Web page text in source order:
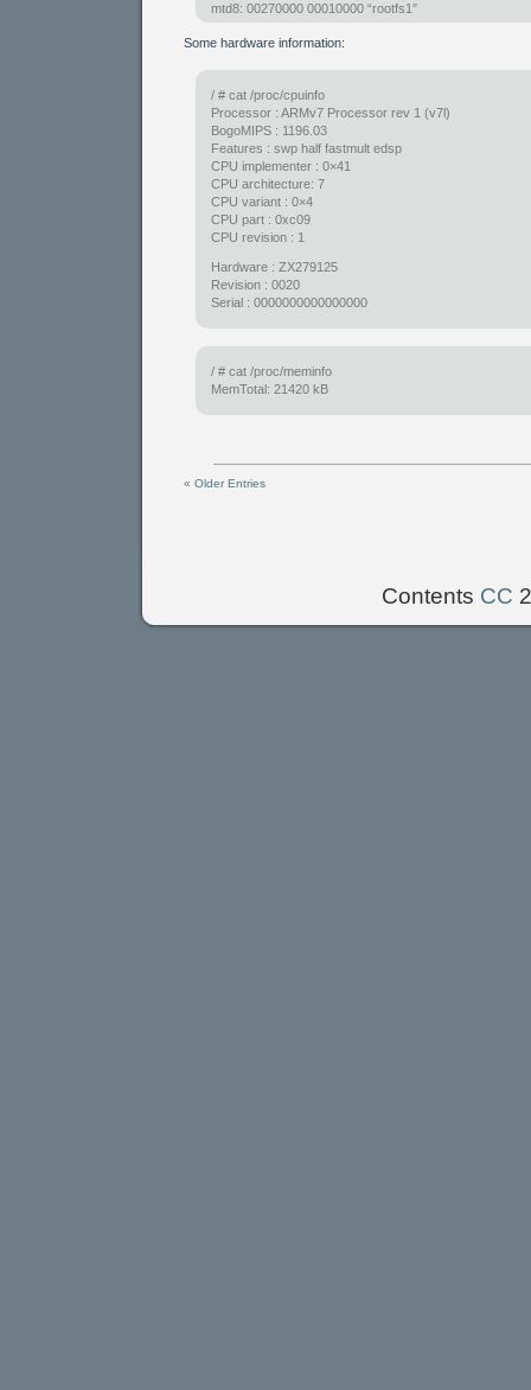
mtd8: 00270000 00010000 “rootfs1″
Some hardware information:
/ # cat /proc/cpuinfo
Processor : ARMv7 Processor rev 1 (v7l)
BogoMIPS : 1196.03
Features : swp half fastmult edsp
CPU implementer : 0×41
CPU architecture: 7
CPU variant : 0×4
CPU part : 0xc09
CPU revision : 1
Hardware : ZX279125
Revision : 0020
Serial : 0000000000000000
/ # cat /proc/meminfo
MemTotal: 21420 kB
« Older Entries
Contents CC